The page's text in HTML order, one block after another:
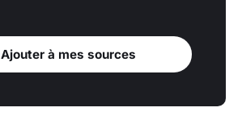
Ajouter à mes sources